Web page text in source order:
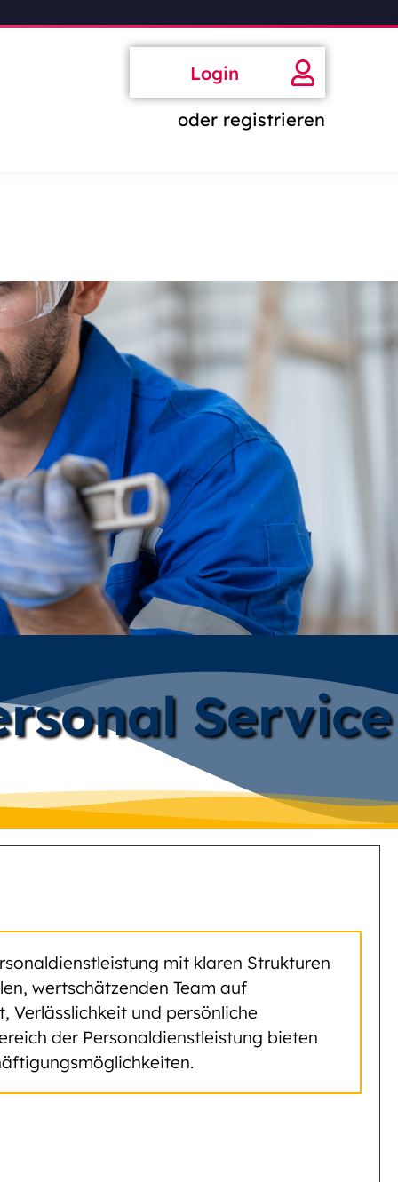
Login
oder registrieren
Service
mit klaren Strukturen
wertschätzenden Team auf
Verlässlichkeit und persönliche
der Personaldienstleistung bieten